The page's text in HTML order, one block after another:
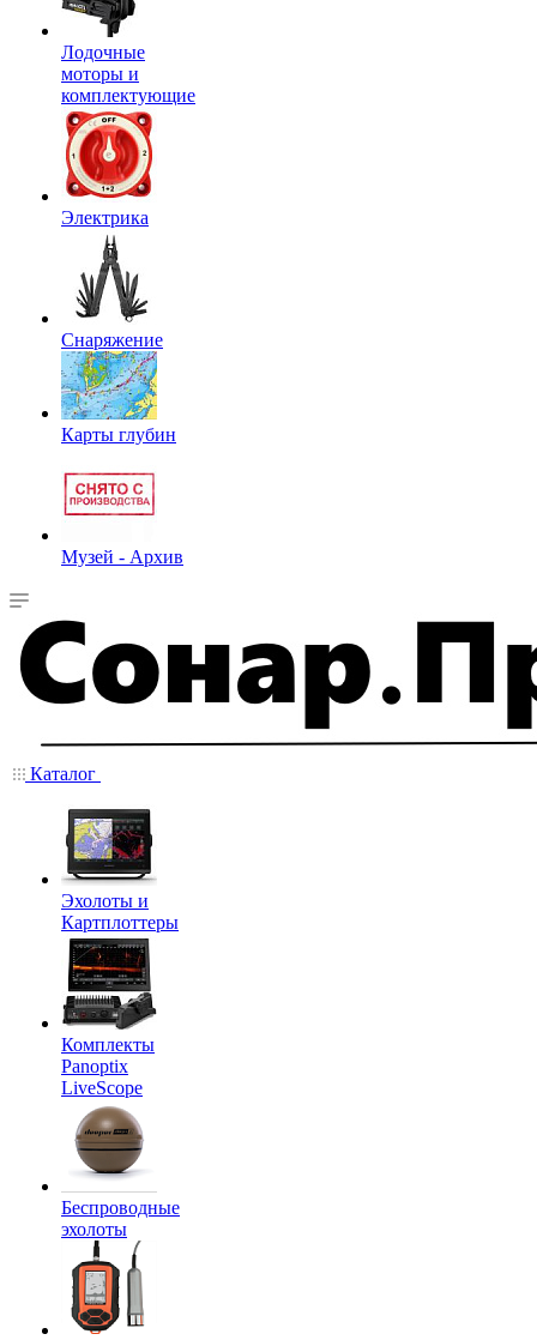
Лодочные
моторы и
комплектующие
Электрика
Снаряжение
Карты глубин
Музей - Архив
Каталог
Эхолоты и
Картплоттеры
Комплекты
Panoptix
LiveScope
Беспроводные
эхолоты